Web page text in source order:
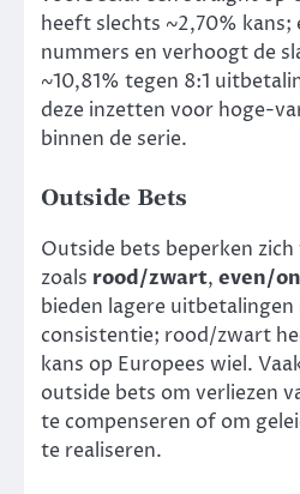
heeft slechts ~2,70%
nummers en verhoogt de
~10,81% tegen 8:1
deze inzetten voor hoge-
binnen de serie.
Outside Bets
Outside bets beperken
zoals rood/zwart, even/
bieden lagere
consistentie; rood/zwart
kans op Europees wiel.
outside bets om verliezen
te compenseren of om
te realiseren.